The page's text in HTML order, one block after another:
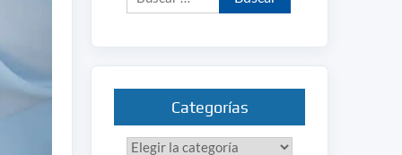
Categorías
Categorías